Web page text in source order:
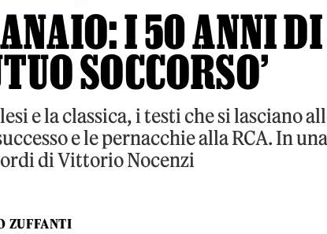
I 50 ANNI DI
SOCCORSO’
e la classica, i testi che si lasciano
e le pernacchie alla RCA. In una
di Vittorio Nocenzi
ZUFFANTI